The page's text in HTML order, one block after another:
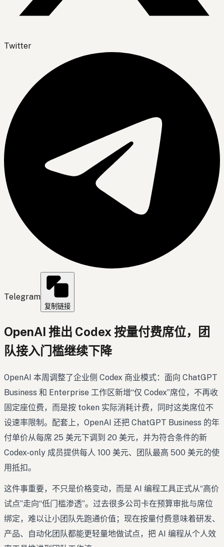
Twitter
Telegram
复制链接
OpenAI 推出 Codex 按量付费席位，团
队接入门槛继续下降
OpenAI 本周调整了企业侧 Codex 商业模式：面向 ChatGPT
Business 和 Enterprise 工作区新增“仅 Codex”席位，不再收
固定座位费，而是按 token 实际消耗计费，同时这类席位不
设速率限制。配套上，OpenAI 还把 ChatGPT Business 的年
付单价从每席 25 美元下调到 20 美元，并为符合条件的新
Codex-only 成员提供每人 100 美元、团队最高 500 美元的使
用抵扣。
这件事重要，不只是价格变动，而是 AI 编程工具正式从“高价
试点”走向“低门槛渗透”。过去很多公司卡在预算审批与席位
绑定，难以让小团队先跑通价值；现在按量付费意味着研发、
产品、自动化团队都能更轻量地做试点，把 AI 编程从个人效